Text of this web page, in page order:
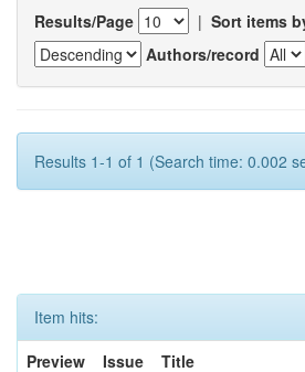
Results/Page | Sort items
Authors/record
Results 1-1 of 1 (Search time: 0.002
Item hits:
Preview
Issue
Title